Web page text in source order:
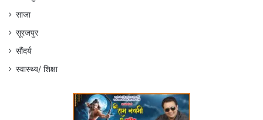
साजा
सूरजपुर
सौंदर्य
स्वास्थ्य/ शिक्षा